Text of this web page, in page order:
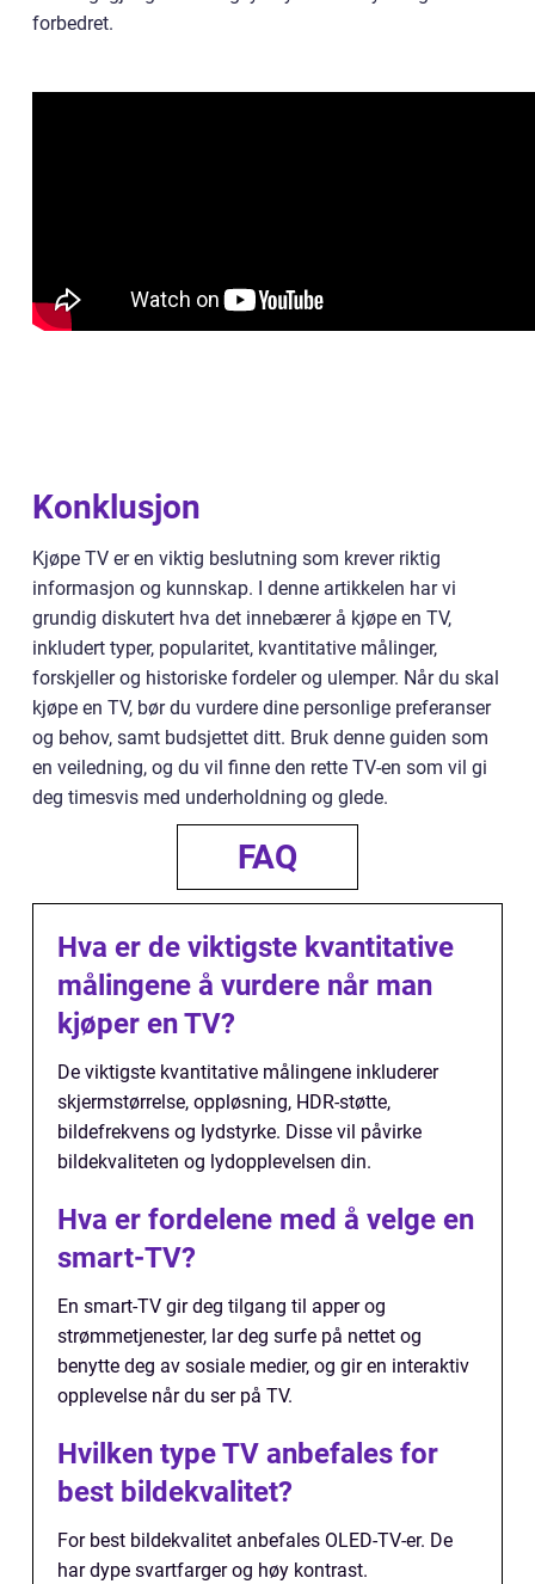
forbedret.
Konklusjon
Kjøpe TV er en viktig beslutning som krever riktig
informasjon og kunnskap. I denne artikkelen har vi
grundig diskutert hva det innebærer å kjøpe en TV,
inkludert typer, popularitet, kvantitative målinger,
forskjeller og historiske fordeler og ulemper. Når du skal
kjøpe en TV, bør du vurdere dine personlige preferanser
og behov, samt budsjettet ditt. Bruk denne guiden som
en veiledning, og du vil finne den rette TV-en som vil gi
deg timesvis med underholdning og glede.
FAQ
Hva er de viktigste kvantitative
målingene å vurdere når man
kjøper en TV?
De viktigste kvantitative målingene inkluderer
skjermstørrelse, oppløsning, HDR-støtte,
bildefrekvens og lydstyrke. Disse vil påvirke
bildekvaliteten og lydopplevelsen din.
Hva er fordelene med å velge en
smart-TV?
En smart-TV gir deg tilgang til apper og
strømmetjenester, lar deg surfe på nettet og
benytte deg av sosiale medier, og gir en interaktiv
opplevelse når du ser på TV.
Hvilken type TV anbefales for
best bildekvalitet?
For best bildekvalitet anbefales OLED-TV-er. De
har dype svartfarger og høy kontrast.